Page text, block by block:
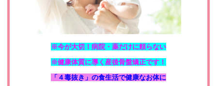
※今が大切！病院・薬だけに頼らない
※健康体質に導く産後骨盤矯正です！
「４毒抜き」の食生活で健康なお体に